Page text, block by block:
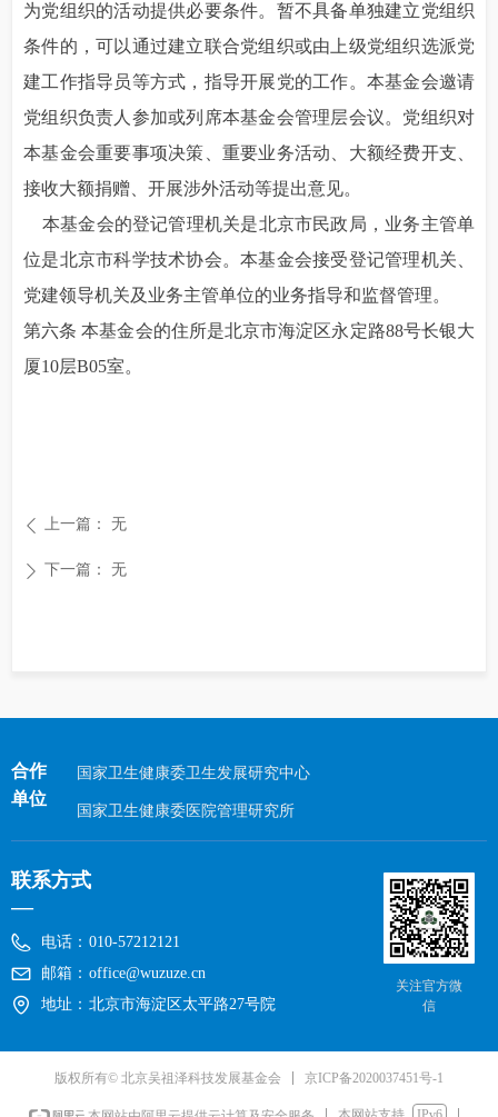
为党组织的活动提供必要条件。暂不具备单独建立党组织
条件的，可以通过建立联合党组织或由上级党组织选派党
建工作指导员等方式，指导开展党的工作。本基金会邀请
党组织负责人参加或列席本基金会管理层会议。党组织对
本基金会重要事项决策、重要业务活动、大额经费开支、
接收大额捐赠、开展涉外活动等提出意见。
本基金会的登记管理机关是北京市民政局，业务主管单
位是北京市科学技术协会。本基金会接受登记管理机关、
党建领导机关及业务主管单位的业务指导和监督管理。
第六条 本基金会的住所是北京市海淀区永定路88号长银大
厦10层B05室。
ꄴ 上一篇： 无
ꄲ 下一篇： 无
合作
单位
国家卫生健康委卫生发展研究中心
国家卫生健康委医院管理研究所
联系方式
—
关注官方微
信
电话： 010-57212121
邮箱： office@wuzuze.cn
地址： 北京市海淀区太平路27号院
版权所有© 北京吴祖泽科技发展基金会 京ICP备2020037451号-1